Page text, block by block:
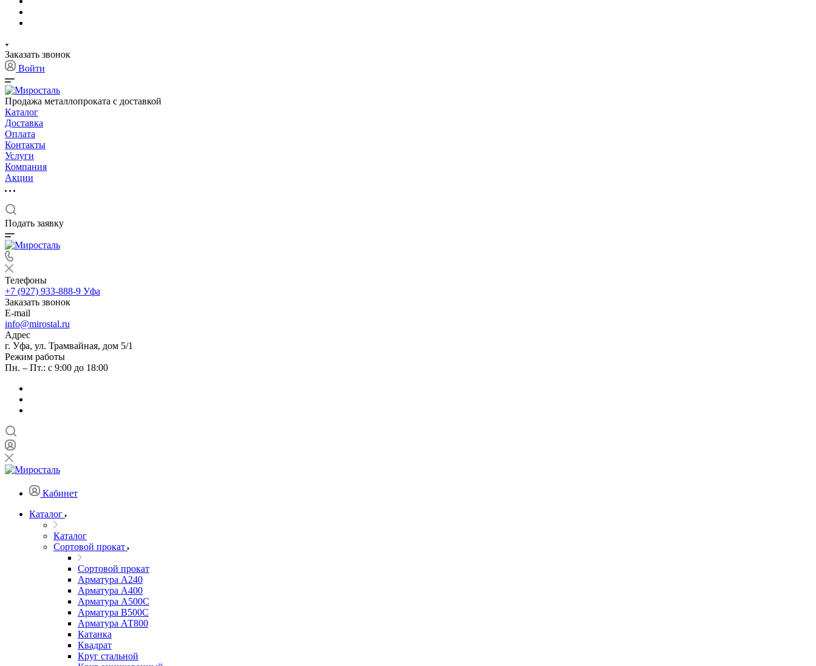
Заказать звонок
Войти
Продажа металлопроката с доставкой
Каталог
Доставка
Оплата
Контакты
Услуги
Компания
Акции
Подать заявку
Телефоны
+7 (927) 933-888-9 Уфа
Заказать звонок
E-mail
info@mirostal.ru
Адрес
г. Уфа, ул. Трамвайная, дом 5/1
Режим работы
Пн. – Пт.: с 9:00 до 18:00
Кабинет
Каталог
Каталог
Сортовой прокат
Сортовой прокат
Арматура А240
Арматура А400
Арматура А500C
Арматура В500С
Арматура АТ800
Катанка
Квадрат
Круг стальной